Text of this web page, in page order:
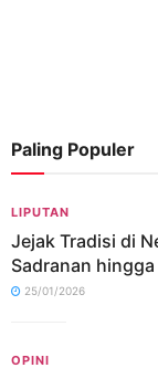
Paling Populer
LIPUTAN
Jejak Tradisi di
Sadranan
25/01/2026
OPINI